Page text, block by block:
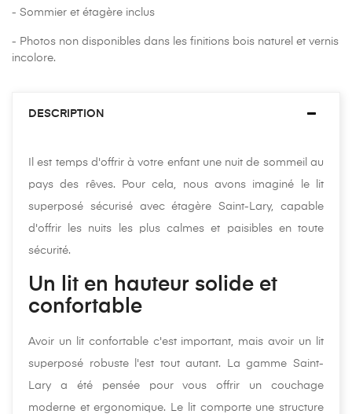
- Sommier et étagère inclus
- Photos non disponibles dans les finitions bois naturel et vernis
incolore.
DESCRIPTION
Il est temps d'offrir à votre enfant une nuit de sommeil au
pays des rêves. Pour cela, nous avons imaginé le lit
superposé sécurisé avec étagère Saint-Lary, capable
d'offrir les nuits les plus calmes et paisibles en toute
sécurité.
Un lit en hauteur solide et
confortable
Avoir un lit confortable c'est important, mais avoir un lit
superposé robuste l'est tout autant. La gamme Saint-
Lary a été pensée pour vous offrir un couchage
moderne et ergonomique. Le lit comporte une structure